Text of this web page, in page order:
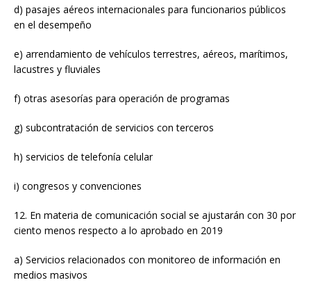
d) pasajes aéreos internacionales para funcionarios públicos
en el desempeño
e) arrendamiento de vehículos terrestres, aéreos, marítimos,
lacustres y fluviales
f) otras asesorías para operación de programas
g) subcontratación de servicios con terceros
h) servicios de telefonía celular
i) congresos y convenciones
12. En materia de comunicación social se ajustarán con 30 por
ciento menos respecto a lo aprobado en 2019
a) Servicios relacionados con monitoreo de información en
medios masivos